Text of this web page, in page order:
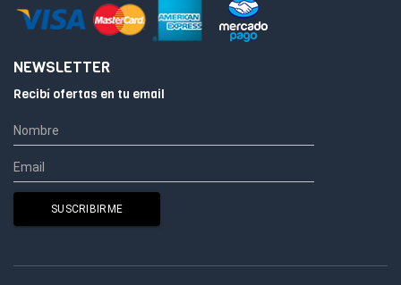
NEWSLETTER
Recibí ofertas en tu email